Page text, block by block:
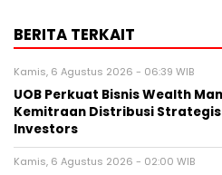
BERITA TERKAIT
Kamis, 6 Agustus 2026 - 06:39 WIB
UOB Perkuat Bisnis Wealth
Kemitraan Distribusi
Investors
Kamis, 6 Agustus 2026 - 02:00 WIB